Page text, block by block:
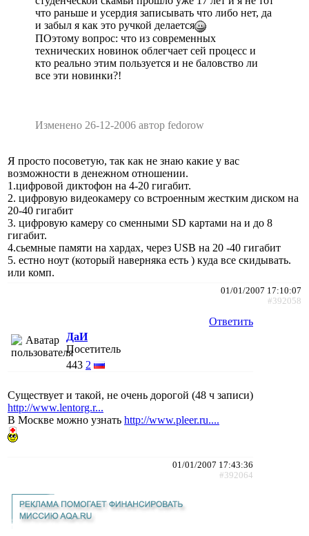
что раньше и усердия записывать что либо нет, да
и забыл я как это ручкой делается
ПОэтому вопрос: что из современных
технических новинок облегчает сей процесс и
кто реально этим пользуется и не баловство ли
все эти новинки?!
Изменено 26-12-2006 автор fedorow
Я просто посоветую, так как не знаю какие у вас
возможности в денежном отношении.
1.цифровой диктофон на 4-20 гигабит.
2. цифровую видеокамеру со встроенным жестким диском на
20-40 гигабит
3. цифровую камеру со сменными SD картами на и до 8
гигабит.
4.сьемные памяти на хардах, через USB на 20 -40 гигабит
5. естно ноут (который наверняка есть ) куда все скидывать.
или комп.
01/01/2007 17:10:07
#392058
Ответить
ДаИ
Посетитель
443 2
Существует и такой, не очень дорогой (48 ч записи)
http://www.lentorg.r...
В Москве можно узнать http://www.pleer.ru....
01/01/2007 17:43:36
#392064